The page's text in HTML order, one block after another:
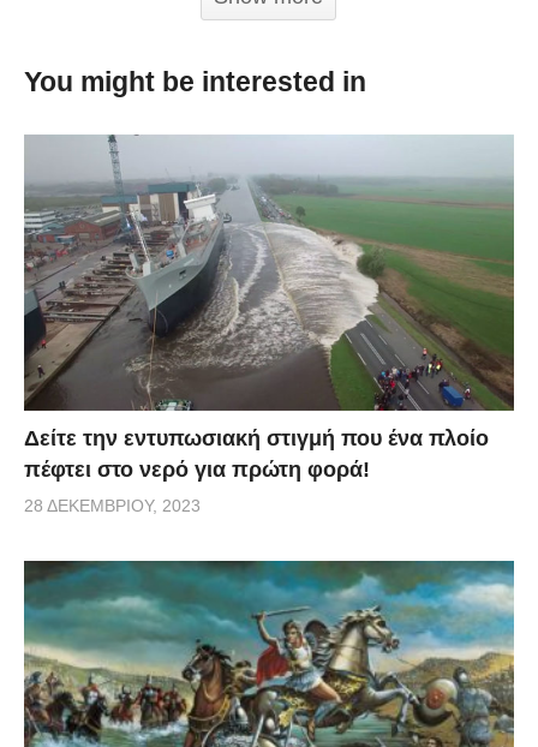
Eduardo Barreto από το κανάλι στο YouTube
αυτόν τον τρόπο….
You might be interested in
Δείτε την εντυπωσιακή στιγμή που ένα πλοίο
πέφτει στο νερό για πρώτη φορά!
28 ΔΕΚΕΜΒΡΊΟΥ, 2023